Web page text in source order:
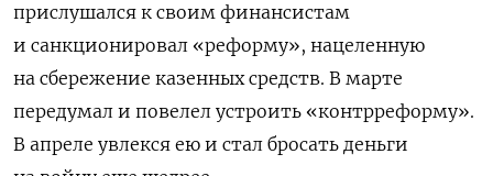
прислушался к своим финансистам
и санкционировал «реформу», нацеленную
на сбережение казенных средств. В марте
передумал и повелел устроить «контрреформу».
В апреле увлекся ею и стал бросать деньги